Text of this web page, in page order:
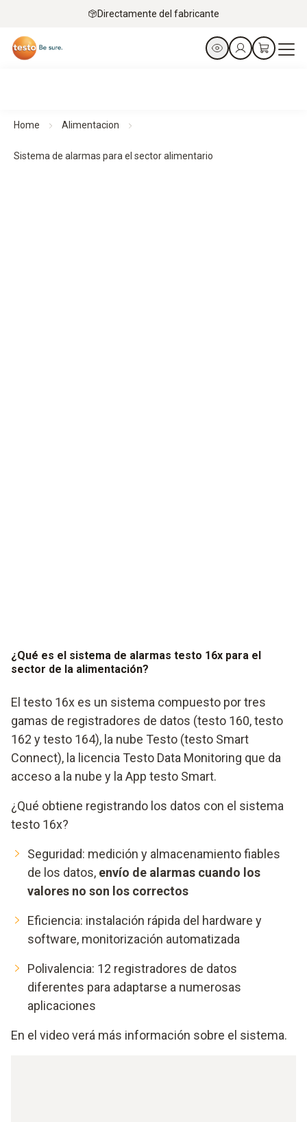
Directamente del fabricante
Home Alimentacion
Sistema de alarmas para el sector alimentario
¿Qué es el sistema de alarmas testo 16x para el
sector de la alimentación?
El testo 16x es un sistema compuesto por tres
gamas de registradores de datos (testo 160, testo
162 y testo 164), la nube Testo (testo Smart
Connect), la licencia Testo Data Monitoring que da
acceso a la nube y la App testo Smart.
¿Qué obtiene registrando los datos con el sistema
testo 16x?
Seguridad: medición y almacenamiento fiables
de los datos, envío de alarmas cuando los
valores no son los correctos
Eficiencia: instalación rápida del hardware y
software, monitorización automatizada
Polivalencia: 12 registradores de datos
diferentes para adaptarse a numerosas
aplicaciones
En el video verá más información sobre el sistema.